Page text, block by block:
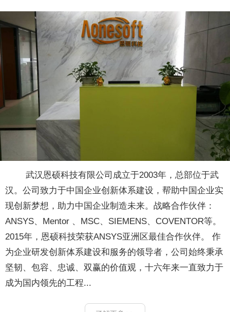
武汉恩硕科技有限公司成立于2003年，总部位于武
汉。公司致力于中国企业创新体系建设，帮助中国企业实
现创新梦想，助力中国企业制造未来。战略合作伙伴：
ANSYS、Mentor 、MSC、SIEMENS、COVENTOR等。
2015年，恩硕科技荣获ANSYS亚洲区最佳合作伙伴。 作
为企业研发创新体系建设和服务的领导者，公司始终秉承
坚韧、包容、忠诚、双赢的价值观，十六年来一直致力于
成为国内领先的工程...